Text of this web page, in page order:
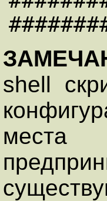
shell
места